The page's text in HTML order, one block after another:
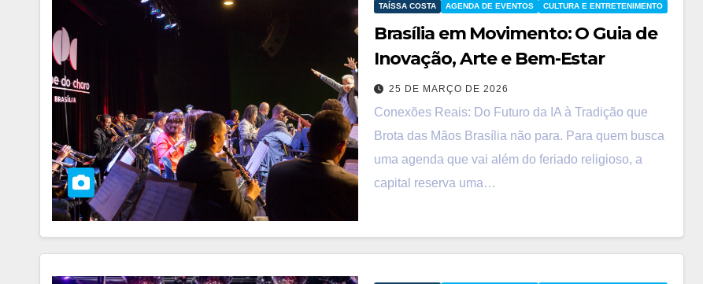
TAÍSSA COSTA AGENDA DE EVENTOS CULTURA E ENTRETENIMENTO
Brasília em Movimento: O Guia de
Inovação, Arte e Bem-Estar
25 DE MARÇO DE 2026
Conexões Reais: Do Futuro da IA à Tradição que
Brota das Mãos Brasília não para. Para quem busca
uma agenda que vai além do feriado religioso, a
capital reserva uma…